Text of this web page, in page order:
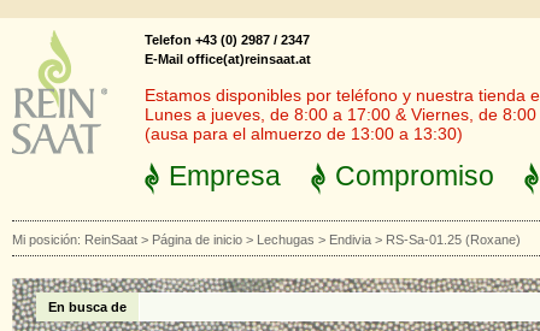
Telefon +43 (0) 2987 / 2347
E-Mail office(at)reinsaat.at
Estamos disponibles por teléfono y nuestra tienda
Lunes a jueves, de 8:00 a 17:00 & Viernes, de
(ausa para el almuerzo de 13:00 a 13:30)
Empresa Compromiso
Mi posición: ReinSaat > Página de inicio > Lechugas > Endivia > RS-Sa-01.25 (Roxane)
En busca de